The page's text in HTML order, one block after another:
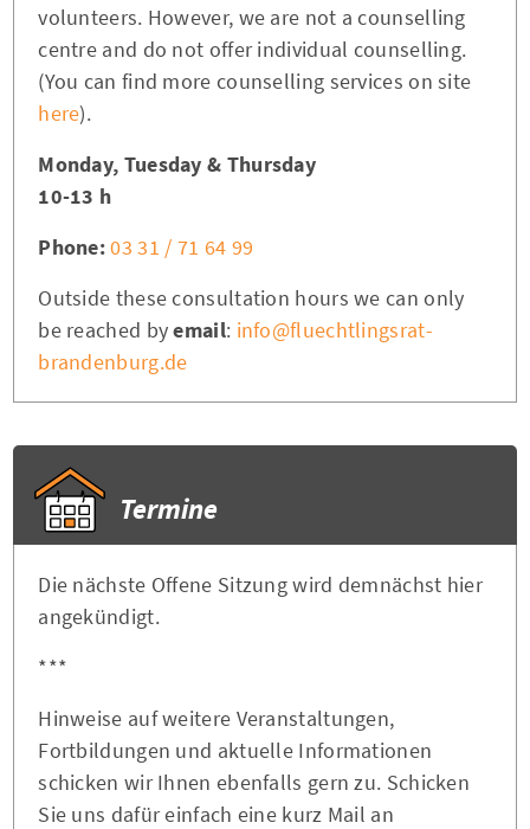
volunteers. However, we are not a counselling
centre and do not offer individual counselling.
(You can find more counselling services on site
here).
Monday, Tuesday & Thursday
10-13 h
Phone:03 31 / 71 64 99
Outside these consultation hours we can only
be reached byemail: info@fluechtlingsrat-
brandenburg.de
Termine
Die nächste Offene Sitzung wird demnächst hier
angekündigt.
***
Hinweise auf weitere Veranstaltungen,
Fortbildungen und aktuelle Informationen
schicken wir Ihnen ebenfalls gern zu. Schicken
Sie uns dafür einfach eine kurz Mail an